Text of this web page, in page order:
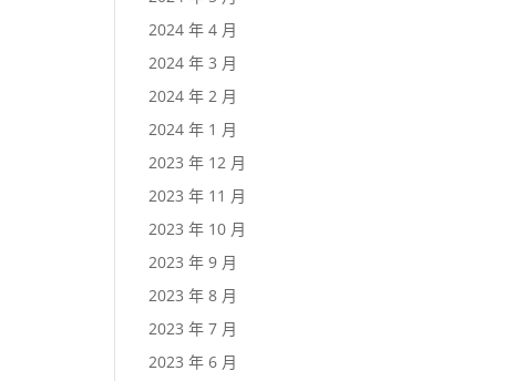
2024 年 4 月
2024 年 3 月
2024 年 2 月
2024 年 1 月
2023 年 12 月
2023 年 11 月
2023 年 10 月
2023 年 9 月
2023 年 8 月
2023 年 7 月
2023 年 6 月